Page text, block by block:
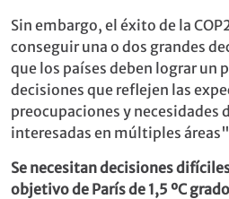
Sin embargo, el éxito de la
conseguir una o dos grandes
que los países deben lograr un
decisiones que reflejen las
preocupaciones y necesidades
interesadas en múltiples
Se necesitan decisiones
objetivo de París de 1,5 ºC